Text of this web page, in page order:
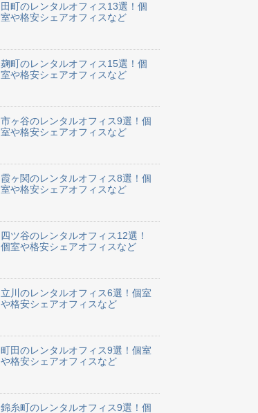
田町のレンタルオフィス13選！個
室や格安シェアオフィスなど
麹町のレンタルオフィス15選！個
室や格安シェアオフィスなど
市ヶ谷のレンタルオフィス9選！個
室や格安シェアオフィスなど
霞ヶ関のレンタルオフィス8選！個
室や格安シェアオフィスなど
四ツ谷のレンタルオフィス12選！
個室や格安シェアオフィスなど
立川のレンタルオフィス6選！個室
や格安シェアオフィスなど
町田のレンタルオフィス9選！個室
や格安シェアオフィスなど
錦糸町のレンタルオフィス9選！個